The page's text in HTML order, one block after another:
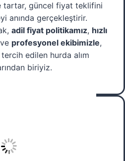
tartar, güncel fiyat teklifini
anında gerçekleştirir.
adil fiyat politikamız, hızlı
ve profesyonel ekibimizle,
edilen hurda alım
biriyiz.